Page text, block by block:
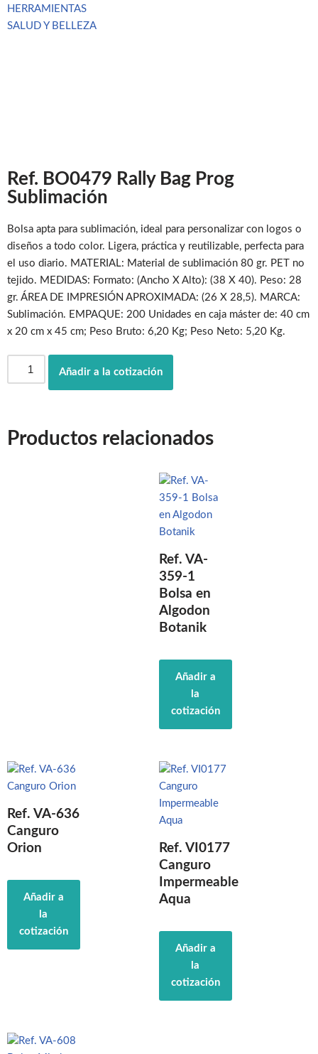
HERRAMIENTAS
SALUD Y BELLEZA
Ref. BO0479 Rally Bag Prog
Sublimación
Bolsa apta para sublimación, ideal para personalizar con logos o
diseños a todo color. Ligera, práctica y reutilizable, perfecta para
el uso diario. MATERIAL: Material de sublimación 80 gr. PET no
tejido. MEDIDAS: Formato: (Ancho X Alto): (38 X 40). Peso: 28
gr. ÁREA DE IMPRESIÓN APROXIMADA: (26 X 28,5). MARCA:
Sublimación. EMPAQUE: 200 Unidades en caja máster de: 40 cm
x 20 cm x 45 cm; Peso Bruto: 6,20 Kg; Peso Neto: 5,20 Kg.
Añadir a la cotización
Productos relacionados
Ref. VA-
359-1
Bolsa en
Algodon
Botanik
Añadir a
la
cotización
Ref. VA-636
Canguro
Orion
Añadir a
la
cotización
Ref. VI0177
Canguro
Impermeable
Aqua
Añadir a
la
cotización